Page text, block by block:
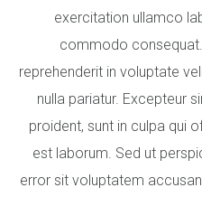
exercitation ullamco
commodo
reprehenderit in voluptate
nulla pariatur. Excepteur
proident, sunt in culpa qui
est laborum. Sed ut
error sit voluptatem